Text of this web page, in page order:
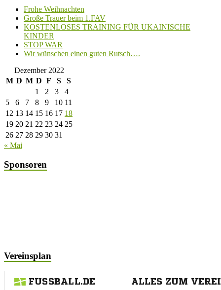
Frohe Weihnachten
Große Trauer beim 1.FAV
KOSTENLOSES TRAINING FÜR UKAINISCHE
KINDER
STOP WAR
Wir wünschen einen guten Rutsch….
Dezember 2022
M D M D F S
S
1
2 3
4
5
6 7 8 9 10 11
12 13 14 15 16 17 18
19 20 21 22 23 24 25
26 27 28 29 30 31
« Mai
Sponsoren
Vereinsplan